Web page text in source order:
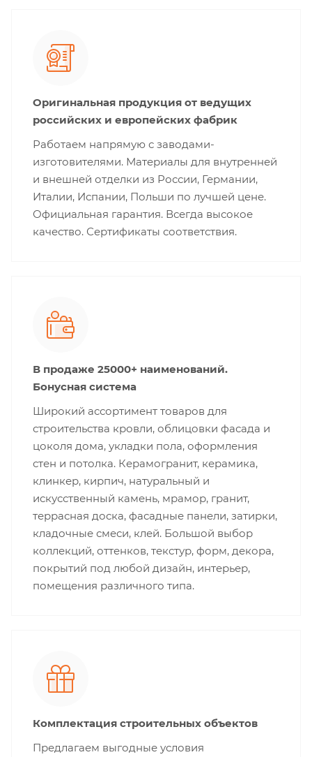
Оригинальная продукция от ведущих
российских и европейских фабрик
Работаем напрямую с заводами-
изготовителями. Материалы для внутренней
и внешней отделки из России, Германии,
Италии, Испании, Польши по лучшей цене.
Официальная гарантия. Всегда высокое
качество. Сертификаты соответствия.
В продаже 25000+ наименований.
Бонусная система
Широкий ассортимент товаров для
строительства кровли, облицовки фасада и
цоколя дома, укладки пола, оформления
стен и потолка. Керамогранит, керамика,
клинкер, кирпич, натуральный и
искусственный камень, мрамор, гранит,
террасная доска, фасадные панели, затирки,
кладочные смеси, клей. Большой выбор
коллекций, оттенков, текстур, форм, декора,
покрытий под любой дизайн, интерьер,
помещения различного типа.
Комплектация строительных объектов
Предлагаем выгодные условия